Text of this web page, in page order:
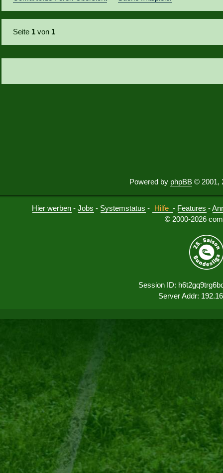
Seite 1 von 1
Powered by phpBB © 2001,
Hier werben -Jobs - Systemstatus - Hilfe - Features -
© 2000-2026
Session ID:
Server Addr: